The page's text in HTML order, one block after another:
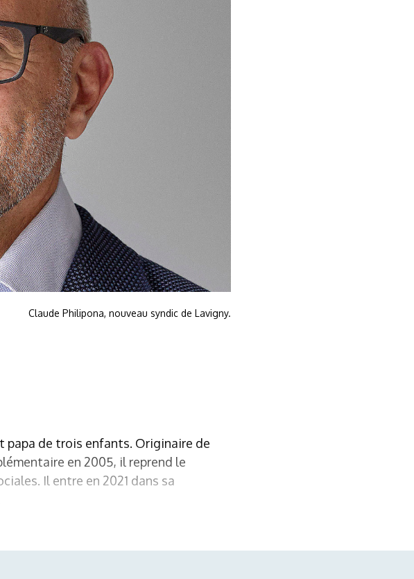
Claude Philipona, nouveau syndic de Lavigny.
papa de trois enfants. Originaire de
en 2005, il reprend le
Il entre en 2021 dans sa